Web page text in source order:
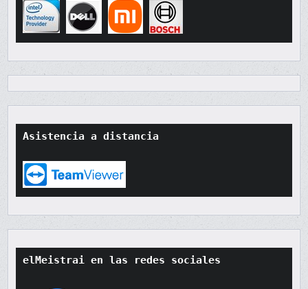
Asistencia a distancia
elMeistrai en las redes sociales